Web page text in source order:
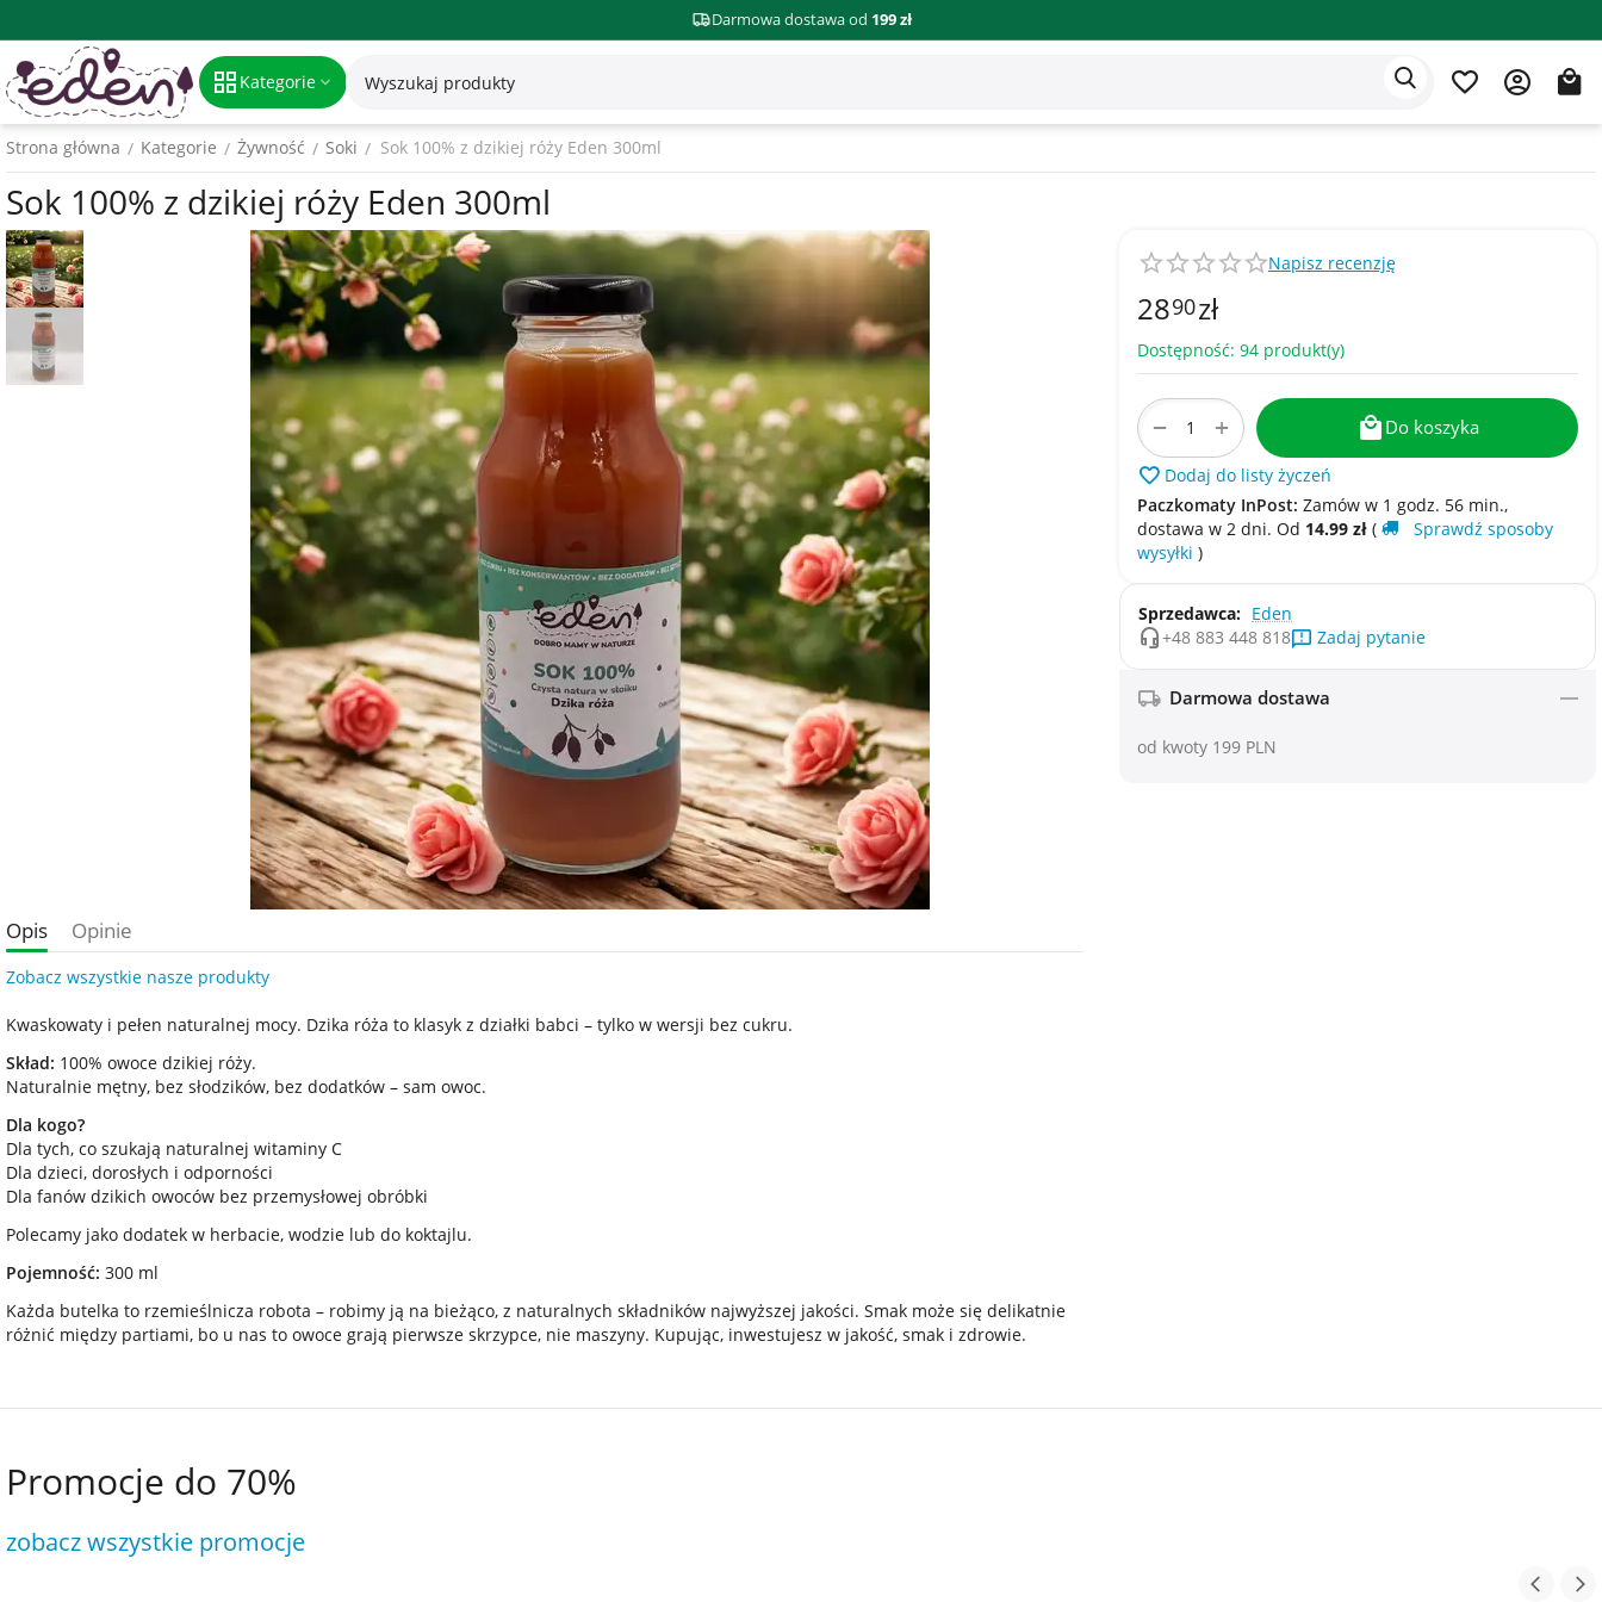
Darmowa dostawa od 199 zł
Kategorie
Strona główna / Kategorie / Żywność / Soki / Sok 100% z dzikiej róży Eden 300ml
Sok 100% z dzikiej róży Eden 300ml
Napisz recenzję
2890zł
Dostępność: 94 produkt(y)
+
− Do koszyka
Dodaj do listy życzeń
Paczkomaty InPost: Zamów w 1 godz. 56 min.,
dostawa w​​ 2 dni. Od 14.99 zł (
Sprawdź sposoby
wysyłki )
Sprzedawca: Eden
+48 883 448 818
Zadaj pytanie
Darmowa dostawa
od kwoty 199 PLN
Opis Opinie
Zobacz wszystkie nasze produkty
Kwaskowaty i pełen naturalnej mocy. Dzika róża to klasyk z działki babci – tylko w wersji bez cukru.
Skład: 100% owoce dzikiej róży.
Naturalnie mętny, bez słodzików, bez dodatków – sam owoc.
Dla kogo?
Dla tych, co szukają naturalnej witaminy C
Dla dzieci, dorosłych i odporności
Dla fanów dzikich owoców bez przemysłowej obróbki
Polecamy jako dodatek w herbacie, wodzie lub do koktajlu.
Pojemność: 300 ml
Każda butelka to rzemieślnicza robota – robimy ją na bieżąco, z naturalnych składników najwyższej jakości. Smak może się delikatnie
różnić między partiami, bo u nas to owoce grają pierwsze skrzypce, nie maszyny. Kupując, inwestujesz w jakość, smak i zdrowie.
Promocje do 70%
zobacz wszystkie promocje